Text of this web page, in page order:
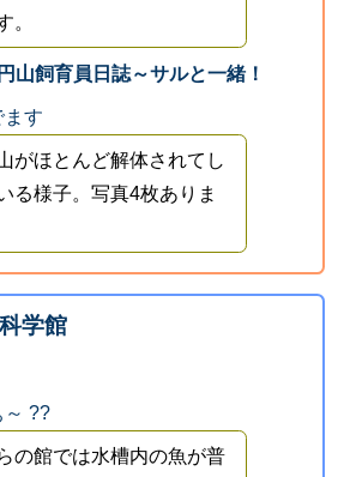
。
飼育員日誌～サルと一緒！
ます
がほとんど解体されてし
る様子。写真4枚ありま
学館
～ ??
の館では水槽内の魚が普